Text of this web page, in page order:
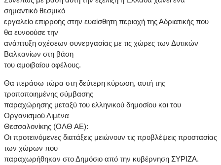
σημαντικό θεσμικό
εργαλείο επιρροής στην ευαίσθητη περιοχή της Αδριατικής που
θα ευνοούσε την
ανάπτυξη σχέσεων συνεργασίας με τις χώρες των Δυτικών
Βαλκανίων στη βάση
του αμοιβαίου οφέλους.
Θα περάσω τώρα στη δεύτερη κύρωση, αυτή της
τροποποιημένης σύμβασης
παραχώρησης μεταξύ του ελληνικού δημοσίου και του
Οργανισμού Λιμένα
Θεσσαλονίκης (ΟΛΘ ΑΕ):
Οι προτεινόμενες διατάξεις μειώνουν τις προβλέψεις προστασίας
των χώρων που
παραχωρήθηκαν στο Δημόσιο από την κυβέρνηση ΣΥΡΙΖΑ.